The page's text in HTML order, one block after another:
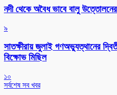
নদী থেকে অবৈধ ভাবে বালু উত্তোলনের
৯
সাতক্ষীরায় জুলাই গণঅভ্যুত্থানের
বিক্ষোভ মিছিল
১০
সর্বশেষ সব খবর